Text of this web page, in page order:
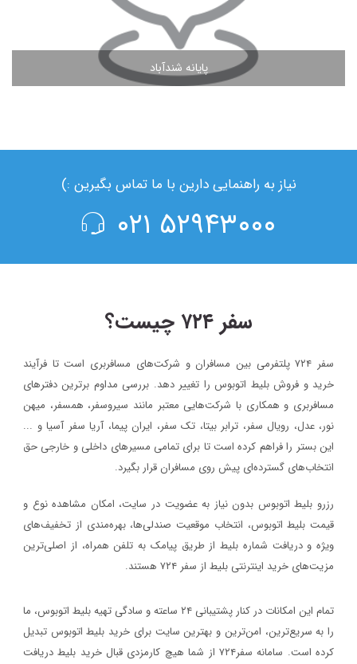
پایانه شندآباد
مشاهده ادامه مطلب
نیاز به راهنمایی دارین با ما تماس بگیرین :)
۵۲۹۴۳۰۰۰ ۰۲۱
سفر ۷۲۴ چیست؟
سفر ۷۲۴ پلتفرمی بین مسافران و شرکت‌های مسافربری است تا فرآیند
خرید و فروش بلیط اتوبوس را تغییر دهد. بررسی مداوم برترین دفترهای
مسافربری و همکاری با شرکت‌هایی معتبر مانند سیروسفر، همسفر، میهن‌
نور، عدل، رویال سفر، ترابر بیتا، تک سفر، ایران پیما، آریا سفر آسیا و ...
این بستر را فراهم کرده است تا برای تمامی مسیرهای داخلی و خارجی حق
انتخاب‌های گسترده‌ای پیش روی مسافران قرار بگیرد.
رزرو بلیط اتوبوس بدون نیاز به عضویت در سایت، امکان مشاهده نوع و
قیمت بلیط اتوبوس، انتخاب موقعیت صندلی‌ها، بهره‌مندی از تخفیف‌های
ویژه و دریافت شماره‌ بلیط از طریق پیامک به تلفن همراه، از اصلی‌ترین
مزیت‌های خرید اینترنتی بلیط از سفر ۷۲۴ هستند.
تمام این امکانات در کنار پشتیبانی‌ ۲۴ ساعته و سادگی تهیه بلیط اتوبوس، ما
را به سریع‌ترین، امن‌ترین و بهترین سایت برای خرید بلیط اتوبوس تبدیل
کرده است. سامانه سفر۷۲۴ از شما هیچ کارمزدی قبال خرید بلیط دریافت